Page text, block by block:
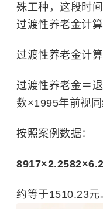
殊工种，这段时
过渡性养老金计
过渡性养老金计算
过渡性养老金＝
数×1995年前视
按照案例数据：
约等于1510.23元